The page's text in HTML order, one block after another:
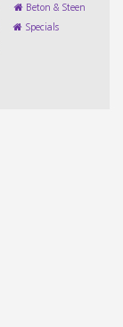
Beton & Steen
Specials